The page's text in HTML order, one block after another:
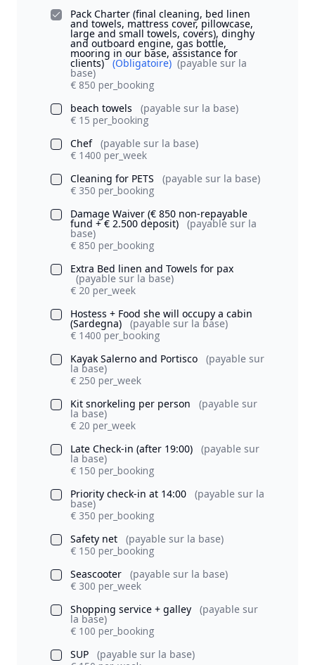
Pack Charter (final cleaning, bed linen
and towels, mattress cover, pillowcase,
large and small towels, covers), dinghy
and outboard engine, gas bottle,
mooring in our base, assistance for
clients) (Obligatoire) (payable sur la
base)
€ 850 per_booking
beach towels
(payable sur la base)
€ 15 per_booking
Chef (payable sur la base)
€ 1400 per_week
Cleaning for PETS
(payable sur la base)
€ 350 per_booking
Damage Waiver (€ 850 non-repayable
fund + € 2.500 deposit) (payable sur la
base)
€ 850 per_booking
Extra Bed linen and Towels for pax
(payable sur la base)
€ 20 per_week
Hostess + Food she will occupy a cabin
(Sardegna)
(payable sur la base)
€ 1400 per_booking
Kayak Salerno and Portisco
(payable sur
la base)
€ 250 per_week
Kit snorkeling per person
(payable sur
la base)
€ 20 per_week
Late Check-in (after 19:00)
(payable sur
la base)
€ 150 per_booking
Priority check-in at 14:00
(payable sur la
base)
€ 350 per_booking
Safety net
(payable sur la base)
€ 150 per_booking
Seascooter
(payable sur la base)
€ 300 per_week
Shopping service + galley
(payable sur
la base)
€ 100 per_booking
SUP
(payable sur la base)